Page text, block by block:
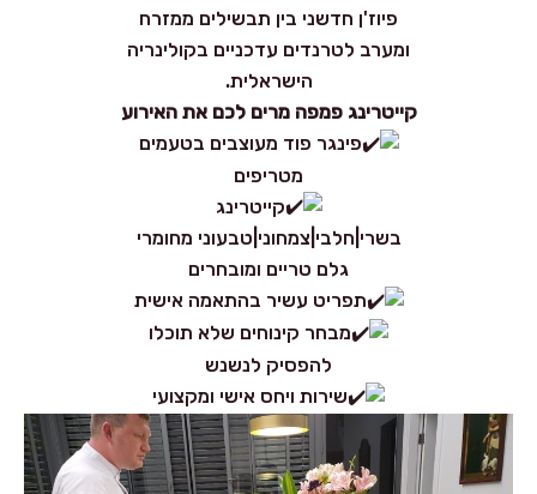
פיוז'ן חדשני בין תבשילים ממזרח
ומערב לטרנדים עדכניים בקולינריה
הישראלית.
קייטרינג פמפה מרים לכם את האירוע
פינגר פוד מעוצבים בטעמים
מטריפים
קייטרינג
בשרי|חלבי|צמחוני|טבעוני מחומרי
גלם טריים ומובחרים
תפריט עשיר בהתאמה אישית
מבחר קינוחים שלא תוכלו
להפסיק לנשנש
שירות ויחס אישי ומקצועי